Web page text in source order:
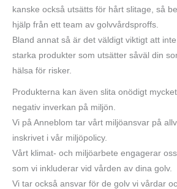
kanske också utsätts för hårt slitage, så
hjälp från ett team av golvvårdsproffs.
Bland annat så är det väldigt viktigt att
starka produkter som utsätter såväl din
hälsa för risker.
Produkterna kan även slita onödigt
negativ inverkan på miljön.
Vi på Anneblom tar vårt miljöansvar på
inskrivet i vår miljöpolicy.
Vårt klimat- och miljöarbete engagerar
som vi inkluderar vid vården av dina golv.
Vi tar också ansvar för de golv vi vårdar